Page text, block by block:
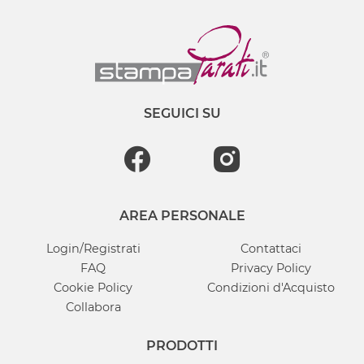
SEGUICI SU
AREA PERSONALE
Login/Registrati
Contattaci
FAQ
Privacy Policy
Cookie Policy
Condizioni d'Acquisto
Collabora
PRODOTTI